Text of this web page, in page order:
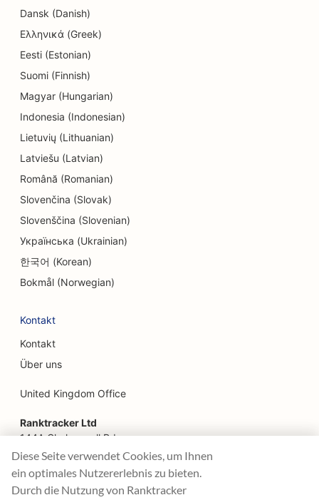
SEO für Elektriker
SEO für Elektronikfachgeschäfte
SEO für Endodontologen
SEO für Unterhaltung und Freizeit
SEO für Ingenieurbüros
EO für ethnische Restaurants
SEO für Facelifting-Dienstleistungen
SEO für Familienrestaurants
SEO für Bauernhof-zu-Tisch-Restaurants
SEO für Feinschmecker-Restaurants
SEO für Fast Food Restaurants
SEO für Floristen
SEO für Food Trucks
Dansk (Danish)
Ελληνικά (Greek)
Eesti (Estonian)
Suomi (Finnish)
Magyar (Hungarian)
Indonesia (Indonesian)
Lietuvių (Lithuanian)
Latviešu (Latvian)
Română (Romanian)
Slovenčina (Slovak)
Slovenščina (Slovenian)
Українська (Ukrainian)
한국어 (Korean)
Bokmål (Norwegian)
Kontakt
Kontakt
Über uns
United Kingdom Office
Ranktracker Ltd
144A Clerkenwell Rd
London, EC1R 5DF
Company No: 08820809
felix@ranktracker.com
Diese Seite verwendet Cookies, um Ihnen
ein optimales Nutzererlebnis zu bieten.
Durch die Nutzung von Ranktracker